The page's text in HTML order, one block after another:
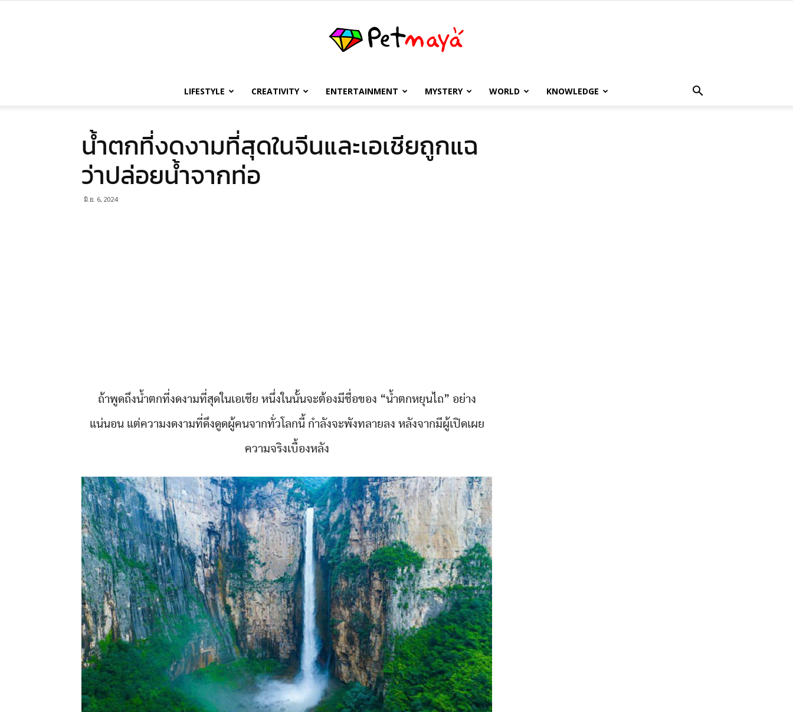
เพชร
LIFESTYLE CREATIVITY ENTERTAINMENT MYSTERY WORLD KNOWLEDGE
น้ำตกที่งดงามที่สุดในจีนและเอเชียถูกแฉ
ว่าปล่อยน้ำจากท่อ
มิ.ย. 6, 2024
ถ้าพูดถึงน้ำตกที่งดงามที่สุดในเอเชีย หนึ่งในนั้นจะต้องมีชื่อของ “น้ำตกหยุนไถ” อย่าง
แน่นอน แต่ความงดงามที่ดึงดูดผู้คนจากทั่วโลกนี้ กำลังจะพังทลายลง หลังจากมีผู้เปิดเผย
ความจริงเบื้องหลัง